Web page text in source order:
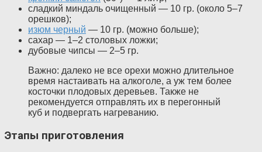
сладкий миндаль очищенный — 10 гр. (около 5–7
орешков);
изюм черный — 10 гр. (можно больше);
сахар — 1–2 столовых ложки;
дубовые чипсы — 2–5 гр.
Важно: далеко не все орехи можно длительное
время настаивать на алкоголе, а уж тем более
косточки плодовых деревьев. Также не
рекомендуется отправлять их в перегонный
куб и подвергать нагреванию.
Этапы приготовления